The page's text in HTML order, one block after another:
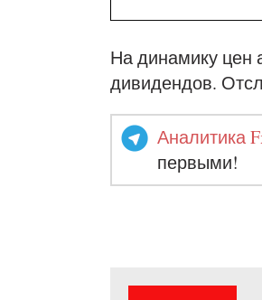
На динамику цен
дивидендов.
Аналитика
первыми!